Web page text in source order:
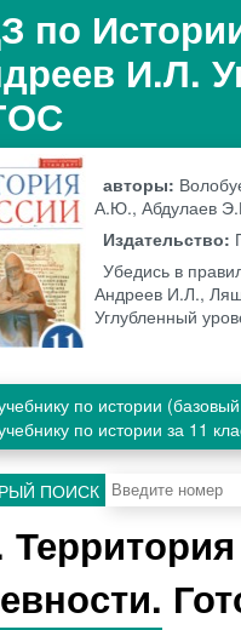
по
И.Л.
авторы:
А.Ю., Абдулаев
Издательство:
Убедись в
Андреев И.Л.,
Углубленный
по истории
по истории за 11
ПОИСК